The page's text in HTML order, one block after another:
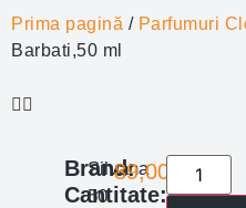
Prima pagină / Parfumuri
Barbati,50 ml
Brand:
Cantitate:
Silvana
50
89,00 lei